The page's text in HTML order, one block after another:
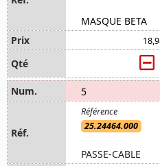
MASQUE BETA
5
25.24464.000
PASSE-CABLE